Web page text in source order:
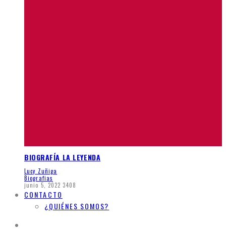
BIOGRAFÍA LA LEYENDA
Lucy Zuñiga
Biografias
junio 5, 2022 3408
CONTACTO
¿QUIÉNES SOMOS?